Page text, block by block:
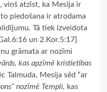
viņš atzīst, ka Mesija ir
piedošana ir atrodama
Tā tiek izveidota
un 2.Kor.5:17]
grāmata ar nozīmi
kas apzīmē kristietības
Talmuda, Mesija sēd “ar
nozīmē Templi, kas